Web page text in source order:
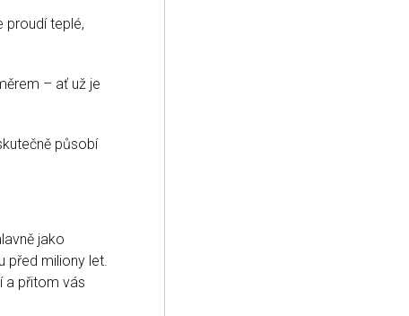
proudí teplé,
– ať už je
působí
jako
před miliony let.
a přitom vás